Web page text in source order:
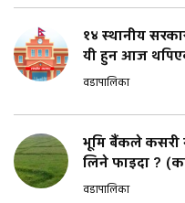
१४ स्थानीय
यी हुन आज
वडापालिका
भूमि बैंकले कसरी
लिने फाइदा ?
वडापालिका